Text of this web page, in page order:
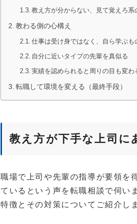
教え方が分からない、見て覚えろ系
教わる側の心構え
仕事は受け身ではなく、自ら学ぶも
自分に近いタイプの先輩を真似る
実績を認められると周りの目も変わ
転職して環境を変える（最終手段）
教え方が下手な上司に
職場で上司や先輩の指導が要領を
ているという声を転職相談で伺い
特徴とその対策についてご紹介し